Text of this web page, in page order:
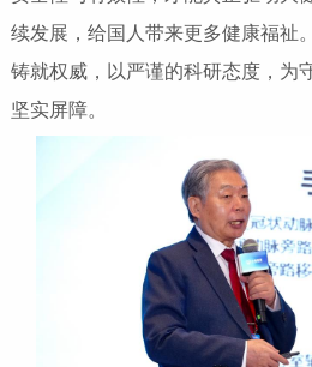
续发展，给国人带来更多健康福祉
铸就权威，以严谨的科研态度，为
坚实屏障。